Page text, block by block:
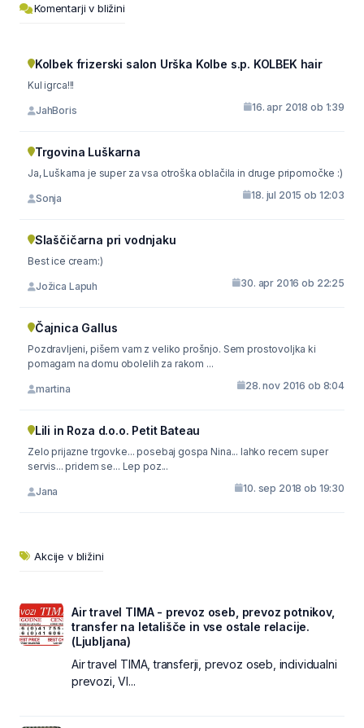
Komentarji v bližini
Kolbek frizerski salon Urška Kolbe s.p. KOLBEK hair
Kul igrca!!!
JahBoris 16. apr 2018 ob 1:39
Trgovina Luškarna
Ja, Luškarna je super za vsa otroška oblačila in druge pripomočke :)
Sonja 18. jul 2015 ob 12:03
Slaščičarna pri vodnjaku
Best ice cream:)
Jožica Lapuh 30. apr 2016 ob 22:25
Čajnica Gallus
Pozdravljeni, pišem vam z veliko prošnjo. Sem prostovoljka ki
pomagam na domu obolelih za rakom ...
martina 28. nov 2016 ob 8:04
Lili in Roza d.o.o. Petit Bateau
Zelo prijazne trgovke... posebaj gospa Nina... lahko recem super
servis... pridem se... Lep poz...
Jana 10. sep 2018 ob 19:30
Akcije v bližini
Air travel TIMA - prevoz oseb, prevoz potnikov,
transfer na letališče in vse ostale relacije.
(Ljubljana)
Air travel TIMA, transferji, prevoz oseb, individualni
prevozi, VI...